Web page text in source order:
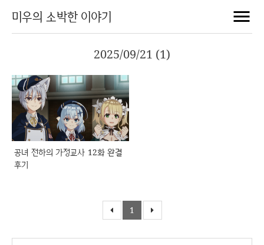
미우의 소박한 이야기
2025/09/21 (1)
공녀 전하의 가정교사 12화 완결
후기
1